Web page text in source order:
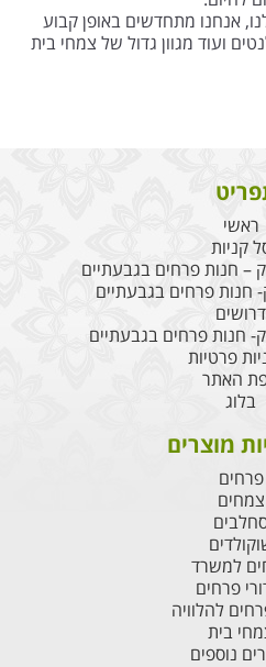
אנחנו מתחדשים באופן קבוע
ועוד מגוון גדול של צמחי בית
ראשי
קניות
– חנות פרחים בגבעתיים
חנות פרחים בגבעתיים
דרושים
חנות פרחים בגבעתיים
פרטיות
האתר
בלוג
מוצרים
פרחים
צמחים
למשרד
פרחים
להלוויה
בית
נוספים